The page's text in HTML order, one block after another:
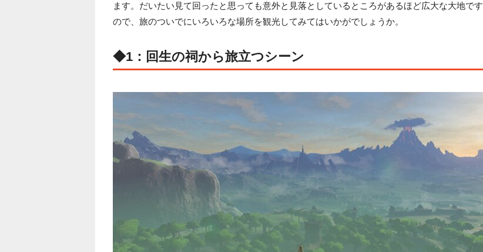
ます。だいたい見て回ったと思っても意外と見落としているところがあるほど広大な大地です
ので、旅のついでにいろいろな場所を観光してみてはいかがでしょうか。
◆1：回生の祠から旅立つシーン